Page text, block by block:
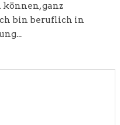
ganz
bin beruflich in